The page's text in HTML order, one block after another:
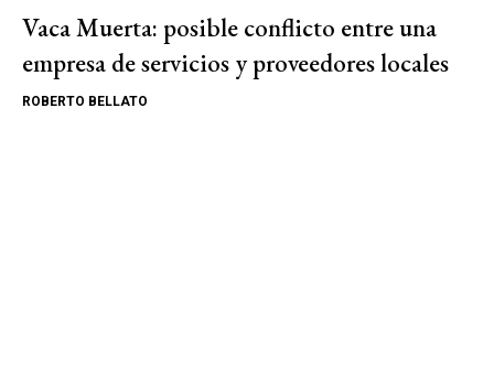
Vaca Muerta: posible conflicto entre una
empresa de servicios y proveedores locales
ROBERTO BELLATO